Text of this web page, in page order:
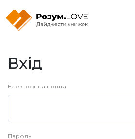
Вхід
Електронна пошта
Пароль